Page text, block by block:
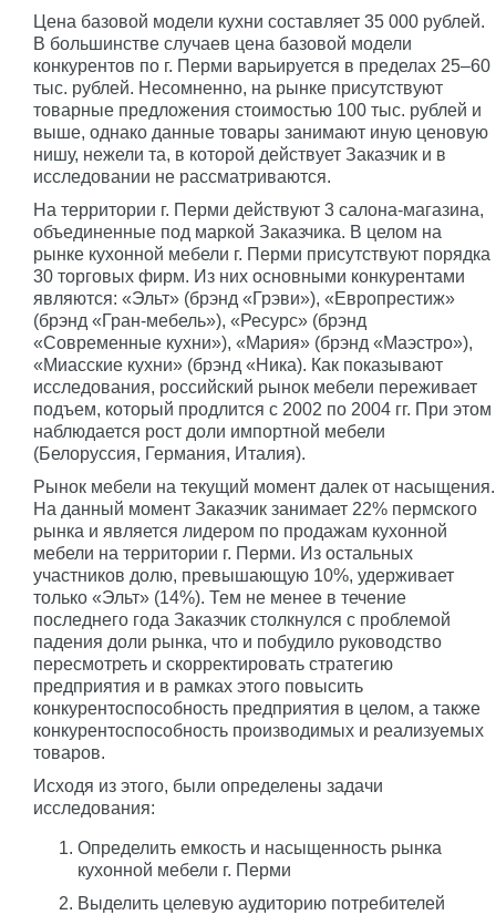
Цена базовой модели кухни составляет 35 000 рублей.
В большинстве случаев цена базовой модели
конкурентов по г. Перми варьируется в пределах 25–60
тыс. рублей. Несомненно, на рынке присутствуют
товарные предложения стоимостью 100 тыс. рублей и
выше, однако данные товары занимают иную ценовую
нишу, нежели та, в которой действует Заказчик и в
исследовании не рассматриваются.
На территории г. Перми действуют 3 салона-магазина,
объединенные под маркой Заказчика. В целом на
рынке кухонной мебели г. Перми присутствуют порядка
30 торговых фирм. Из них основными конкурентами
являются: «Эльт» (брэнд «Грэви»), «Европрестиж»
(брэнд «Гран-мебель»), «Ресурс» (брэнд
«Современные кухни»), «Мария» (брэнд «Маэстро»),
«Миасские кухни» (брэнд «Ника). Как показывают
исследования, российский рынок мебели переживает
подъем, который продлится с 2002 по 2004 гг. При этом
наблюдается рост доли импортной мебели
(Белоруссия, Германия, Италия).
Рынок мебели на текущий момент далек от насыщения.
На данный момент Заказчик занимает 22% пермского
рынка и является лидером по продажам кухонной
мебели на территории г. Перми. Из остальных
участников долю, превышающую 10%, удерживает
только «Эльт» (14%). Тем не менее в течение
последнего года Заказчик столкнулся с проблемой
падения доли рынка, что и побудило руководство
пересмотреть и скорректировать стратегию
предприятия и в рамках этого повысить
конкурентоспособность предприятия в целом, а также
конкурентоспособность производимых и реализуемых
товаров.
Исходя из этого, были определены задачи
исследования:
Определить емкость и насыщенность рынка
кухонной мебели г. Перми
Выделить целевую аудиторию потребителей